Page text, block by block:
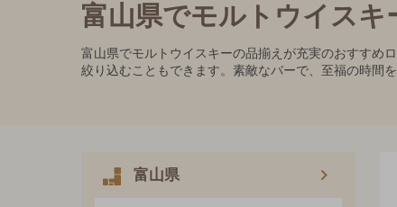
富山県でモルトウイス
富山県でモルトウイスキーの品揃えが充実のおすすめ
絞り込むこともできます。素敵なバーで、至福の時間を
富山県